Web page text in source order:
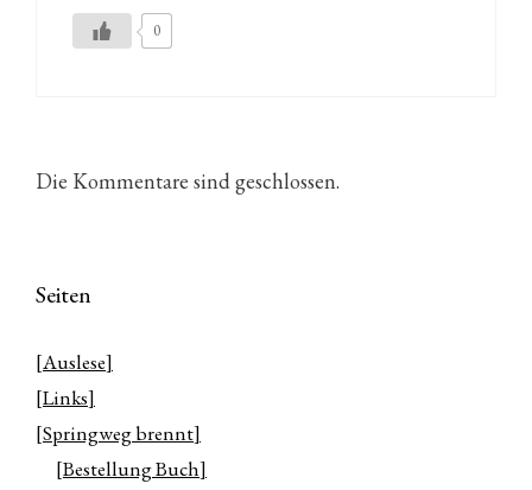
0
Die Kommentare sind geschlossen.
Seiten
[Auslese]
[Links]
[Springweg brennt]
[Bestellung Buch]